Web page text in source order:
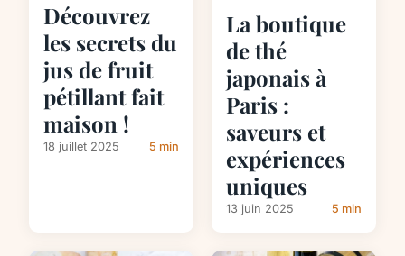
Découvrez
les secrets du
jus de fruit
pétillant fait
maison !
18 juillet 2025 5 min
La boutique
de thé
japonais à
Paris :
saveurs et
expériences
uniques
13 juin 2025 5 min